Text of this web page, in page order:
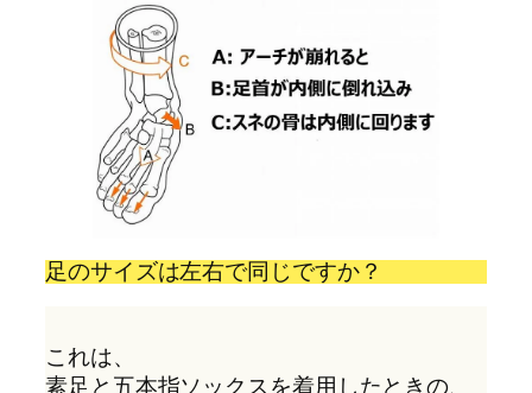
足のサイズは左右で同じですか？
これは、
素足と五本指ソックスを着用したときの、